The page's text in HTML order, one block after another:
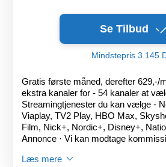
Se Tilbud
Mindstepris 3.145
Gratis første måned, derefter 629,-/
ekstra kanaler for - 54 kanaler at
Streamingtjenester du kan vælge -
Viaplay, TV2 Play, HBO Max,
Film, Nick+, Nordic+, Disney+,
Annonce · Vi kan modtage
Læs mere